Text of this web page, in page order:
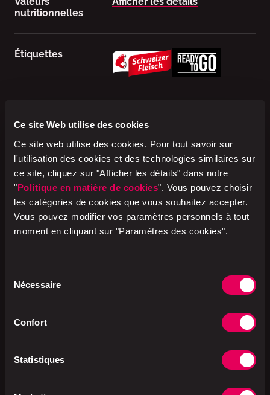
Ce site Web utilise des cookies
Ce site web utilise des cookies. Pour tout savoir sur
l'utilisation des cookies et des technologies similaires sur
ce site, cliquez sur "Afficher les détails" dans notre
"Politique en matière de cookies". Vous pouvez choisir
les catégories de cookies que vous souhaitez accepter.
Vous pouvez modifier vos paramètres personnels à tout
moment en cliquant sur "Paramètres des cookies".
Nécessaire
Confort
Statistiques
nutritionnelles
Étiquettes
(farine de BLÉ, BEURRE 21%,
entier*, levure, amidon de BLÉ,
sel de cuisine iodé, correcteur
d'acidité: E524, LACTOSÉRUM
poudre, farine de malt d'ORGE,
farine de gonflement de BLÉ,
glucose, agent de traitement de
la farine: E300), jambon de
glucose, sucre, stabilisant:
d'ŒUF**, vinaigre de table, sel
épaississants: gomme guar,
protéine de pois, fécule de